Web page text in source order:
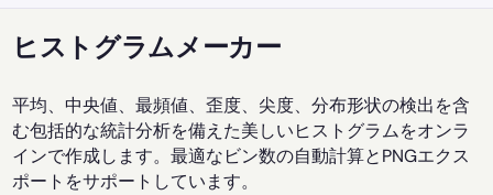
ヒストグラムメーカー
平均、中央値、最頻値、歪度、尖度、分布形状の検出を含
む包括的な統計分析を備えた美しいヒストグラムをオンラ
インで作成します。最適なビン数の自動計算とPNGエクス
ポートをサポートしています。